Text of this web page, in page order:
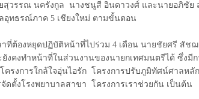
สุวรรณ นครังกูล นางชนูสี อินดาวงศ์ และนายอภิชัย
อุทธรณ์ภาค 5 เชียงใหม่ ตามขั้นตอน
าที่ต้องหยุดปฏิบัติหน้าที่ไปร่วม 4 เดือน นายชัยศรี สัช
งคงทำหน้าที่ในส่วนงานของนายกเทศมนตรีได้ ซึ่งมี
ครงการใกล้ใจอุ่นไอรัก
โครงการปรับภูมิทัศน์ศาลหลั
จัดตั้งโรงพยาบาลสาขา โครงการเราช่วยกัน เป็นต้น